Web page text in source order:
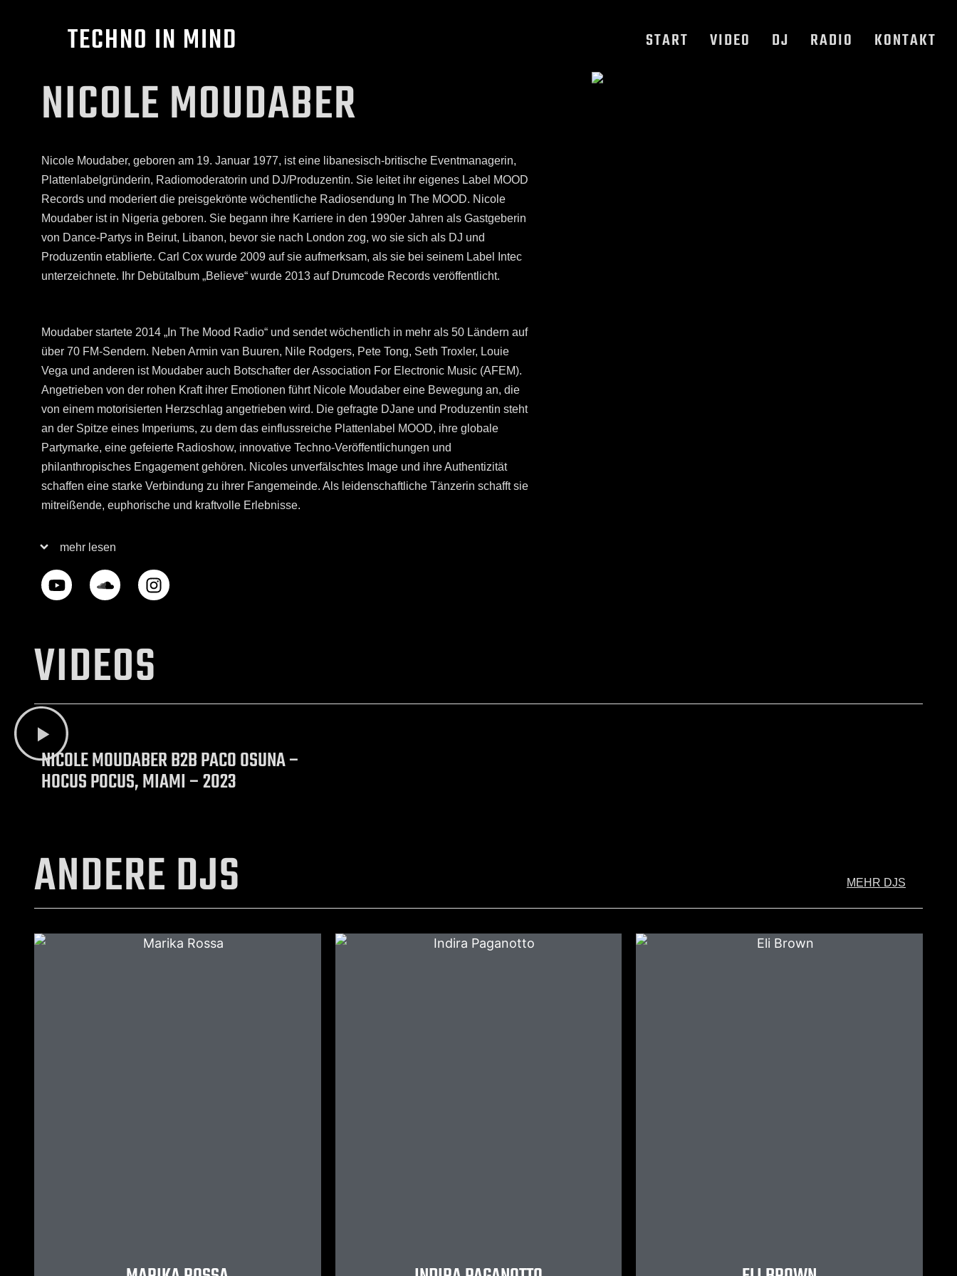
TECHNO IN MIND START VIDEO DJ RADIO KONTAKT
NICOLE MOUDABER
Nicole Moudaber, geboren am 19. Januar 1977, ist eine libanesisch-britische Eventmanagerin,
Plattenlabelgründerin, Radiomoderatorin und DJ/Produzentin. Sie leitet ihr eigenes Label MOOD
Records und moderiert die preisgekrönte wöchentliche Radiosendung In The MOOD. Nicole
Moudaber ist in Nigeria geboren. Sie begann ihre Karriere in den 1990er Jahren als Gastgeberin
von Dance-Partys in Beirut, Libanon, bevor sie nach London zog, wo sie sich als DJ und
Produzentin etablierte. Carl Cox wurde 2009 auf sie aufmerksam, als sie bei seinem Label Intec
unterzeichnete. Ihr Debütalbum „Believe“ wurde 2013 auf Drumcode Records veröffentlicht.
Moudaber startete 2014 „In The Mood Radio“ und sendet wöchentlich in mehr als 50 Ländern auf
über 70 FM-Sendern. Neben Armin van Buuren, Nile Rodgers, Pete Tong, Seth Troxler, Louie
Vega und anderen ist Moudaber auch Botschafter der Association For Electronic Music (AFEM).
Angetrieben von der rohen Kraft ihrer Emotionen führt Nicole Moudaber eine Bewegung an, die
von einem motorisierten Herzschlag angetrieben wird. Die gefragte DJane und Produzentin steht
an der Spitze eines Imperiums, zu dem das einflussreiche Plattenlabel MOOD, ihre globale
Partymarke, eine gefeierte Radioshow, innovative Techno-Veröffentlichungen und
philanthropisches Engagement gehören. Nicoles unverfälschtes Image und ihre Authentizität
schaffen eine starke Verbindung zu ihrer Fangemeinde. Als leidenschaftliche Tänzerin schafft sie
mitreißende, euphorische und kraftvolle Erlebnisse.
mehr lesen
VIDEOS
NICOLE MOUDABER B2B PACO OSUNA –
HOCUS POCUS, MIAMI – 2023
ANDERE DJS MEHR DJS